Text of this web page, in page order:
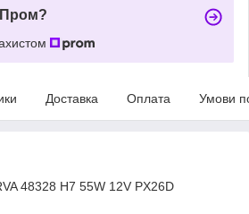
Пром?
Доставка Оплата Умови
48328 H7 55W 12V PX26D